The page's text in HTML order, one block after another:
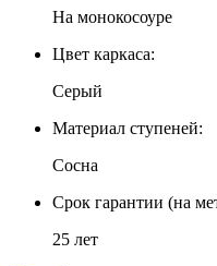
На монокосоуре
Цвет каркаса:
Серый
Материал ступеней:
Сосна
Срок гарантии (на
25 лет